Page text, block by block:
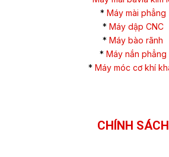
* Máy mài phẳng
* Máy dập CNC
* Máy bào rãnh
* Máy nắn phẳng
* Máy móc cơ khí
CHÍNH SÁCH